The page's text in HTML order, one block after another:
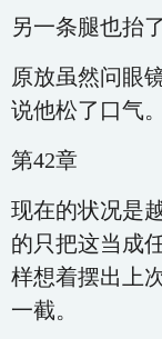
另一条腿也抬
原放虽然问眼
说他松了口气。
第42章
现在的状况是
的只把这当成
样想着摆出上
一截。